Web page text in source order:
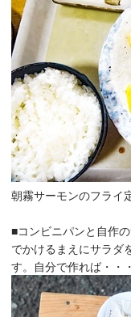
朝霧サーモンのフライ
■コンビニパンと自作
でかけるまえにサラダ
す。自分で作れば・・・